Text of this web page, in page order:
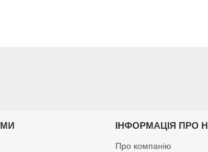
ІНФОРМАЦІЯ ПРО
Про компанію